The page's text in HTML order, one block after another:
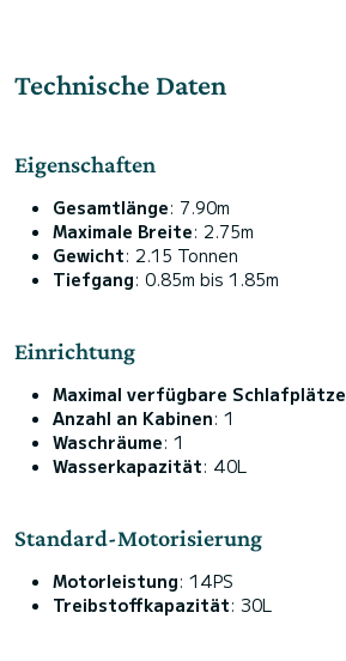
Technische Daten
Eigenschaften
Gesamtlänge: 7.90m
Maximale Breite: 2.75m
Gewicht: 2.15 Tonnen
Tiefgang: 0.85m bis 1.85m
Einrichtung
Maximal verfügbare Schlafplätze
Anzahl an Kabinen: 1
Waschräume: 1
Wasserkapazität: 40L
Standard-Motorisierung
Motorleistung: 14PS
Treibstoffkapazität: 30L